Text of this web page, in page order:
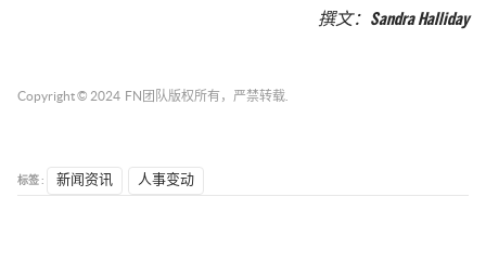
撰文：Sandra Halliday
Copyright © 2024 FN团队 版权所有，严禁转载.
标签 : 新闻资讯 人事变动